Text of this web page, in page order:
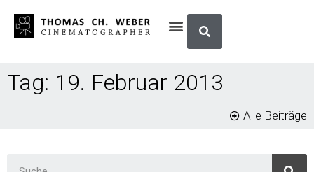
Tag: 19. Februar 2013
Alle Beiträge